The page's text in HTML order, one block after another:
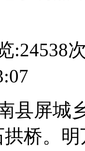
:24538
县屏城
桥。